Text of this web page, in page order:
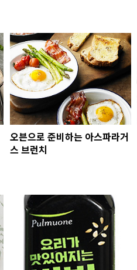
오븐으로 준비하는 아스파라거
스 브런치